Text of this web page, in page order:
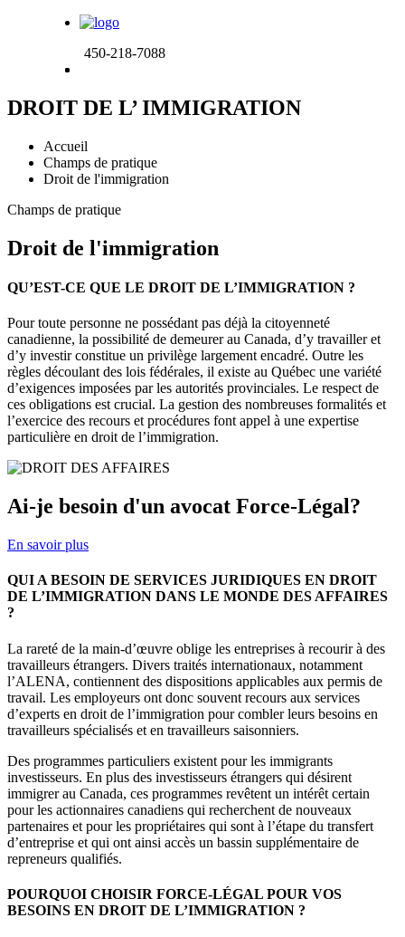
450-218-7088
DROIT DE L’ IMMIGRATION
Accueil
Champs de pratique
Droit de l'immigration
Champs de pratique
Droit de l'immigration
QU’EST-CE QUE LE DROIT DE L’IMMIGRATION ?
Pour toute personne ne possédant pas déjà la citoyenneté
canadienne, la possibilité de demeurer au Canada, d’y travailler et
d’y investir constitue un privilège largement encadré. Outre les
règles découlant des lois fédérales, il existe au Québec une variété
d’exigences imposées par les autorités provinciales. Le respect de
ces obligations est crucial. La gestion des nombreuses formalités et
l’exercice des recours et procédures font appel à une expertise
particulière en droit de l’immigration.
Ai-je besoin d'un avocat Force-Légal?
En savoir plus
QUI A BESOIN DE SERVICES JURIDIQUES EN DROIT
DE L’IMMIGRATION DANS LE MONDE DES AFFAIRES
?
La rareté de la main-d’œuvre oblige les entreprises à recourir à des
travailleurs étrangers. Divers traités internationaux, notamment
l’ALENA, contiennent des dispositions applicables aux permis de
travail. Les employeurs ont donc souvent recours aux services
d’experts en droit de l’immigration pour combler leurs besoins en
travailleurs spécialisés et en travailleurs saisonniers.
Des programmes particuliers existent pour les immigrants
investisseurs. En plus des investisseurs étrangers qui désirent
immigrer au Canada, ces programmes revêtent un intérêt certain
pour les actionnaires canadiens qui recherchent de nouveaux
partenaires et pour les propriétaires qui sont à l’étape du transfert
d’entreprise et qui ont ainsi accès un bassin supplémentaire de
repreneurs qualifiés.
POURQUOI CHOISIR FORCE-LÉGAL POUR VOS
BESOINS EN DROIT DE L’IMMIGRATION ?